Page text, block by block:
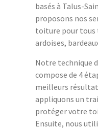
basés à Talus-
proposons nos
toiture pour tous
ardoises,
Notre technique
compose de 4
meilleurs
appliquons un
protéger votre
Ensuite, nous